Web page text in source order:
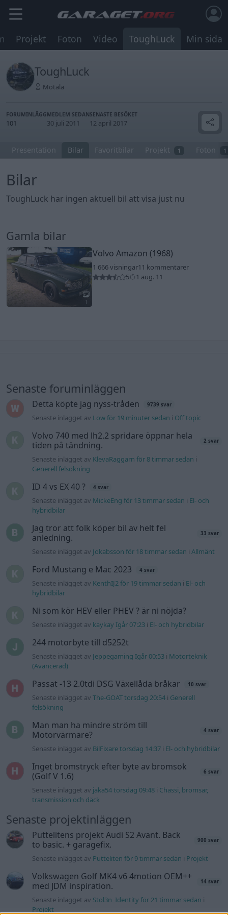
Projekt Foton Video ToughLuck Min sida
ToughLuck
Motala
FORUMINLÄGG
101
MEDLEM SEDAN
30 juli 2011
SENASTE BESÖKET
12 april 2017
Presentation Bilar Favoritbilar Projekt 1 Foton 1
Bilar
ToughLuck har ingen aktuell bil att visa just nu
Gamla bilar
1
Volvo Amazon (1968)
1 666 visningar11 kommentarer
5
1 aug. 11
Senaste foruminläggen
Detta köpte jag nyss-tråden 9739 svar
Senaste inlägget av Low för 19 minuter sedan i Off topic
Volvo 740 med lh2.2 spridare öppnar hela
tiden på tändning.
2 svar
Senaste inlägget av KlevaRaggarn för 8 timmar sedan i
Generell felsökning
ID 4 vs EX 40 ? 4 svar
Senaste inlägget av MickeEng för 13 timmar sedan i El- och
hybridbilar
Jag tror att folk köper bil av helt fel
anledning.
33 svar
Senaste inlägget av Jokabsson för 18 timmar sedan iAllmänt
Ford Mustang e Mac 2023 4 svar
Senaste inlägget av KenthIJ2 för 19 timmar sedan i El- och
hybridbilar
Ni som kör HEV eller PHEV ? är ni nöjda?
Senaste inlägget av kaykay Igår 07:23 i El- och hybridbilar
244 motorbyte till d5252t
Senaste inlägget av Jeppegaming Igår 00:53 i Motorteknik
(Avancerad)
Passat -13 2.0tdi DSG Växellåda bråkar 10 svar
Senaste inlägget avThe-GOAT torsdag 20:54 i Generell
felsökning
Man man ha mindre ström till
Motorvärmare?
4 svar
Senaste inlägget av BilFixare torsdag 14:37 i El- och hybridbilar
Inget bromstryck efter byte av bromsok
(Golf V 1.6)
6 svar
Senaste inlägget av jaka54 torsdag 09:48 i Chassi, bromsar,
transmission och däck
Senaste projektinläggen
Puttelitens projekt Audi S2 Avant. Back
to basic. + garagefix.
900 svar
Senaste inlägget av Putteliten för 9 timmar sedan i Projekt
Volkswagen Golf MK4 v6 4motion OEM++
med JDM inspiration.
14 svar
Senaste inlägget av Stol3n_Identity för 21 timmar sedan i
Projekt